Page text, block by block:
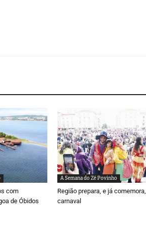
com
de Óbidos
A Semana do Zé Povinho
Região prepara, e já
carnaval